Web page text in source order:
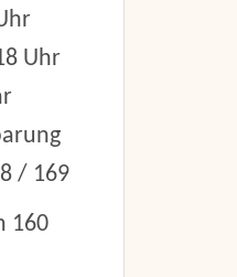
Uhr
/ 169
160